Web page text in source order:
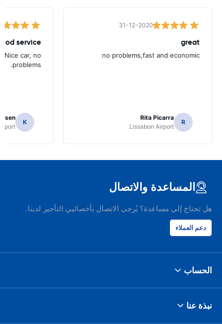
31-12-2020
great
no problems,fast and economic
R
Rita Picarra
Lissabon Airport
service.
Nice car, no
problems.
K
المساعدة والاتصال
هل تحتاج إلى مساعدة؟ يُرجى الاتصال بأخصائيي التأجير لدينا.
دعم العملاء
الحساب
نبذة عنا